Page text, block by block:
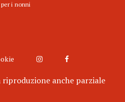
i nonni
anche parziale